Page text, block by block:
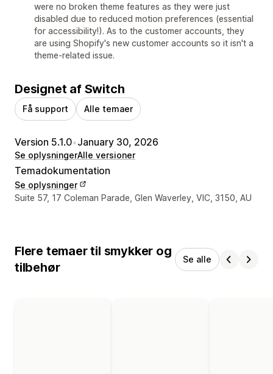
were no broken theme features as they were just
disabled due to reduced motion preferences (essential
for accessibility!). As to the customer accounts, they
are using Shopify's new customer accounts so it isn't a
theme-related issue.
Designet af Switch
Få support Alle temaer
Version 5.1.0•January 30, 2026
Se oplysningerAlle versioner
Temadokumentation
Se oplysninger
Se kontaktoplysninger
Suite 57, 17 Coleman Parade, Glen Waverley, VIC, 3150, AU
Flere temaer til smykker og
tilbehør
Se alle